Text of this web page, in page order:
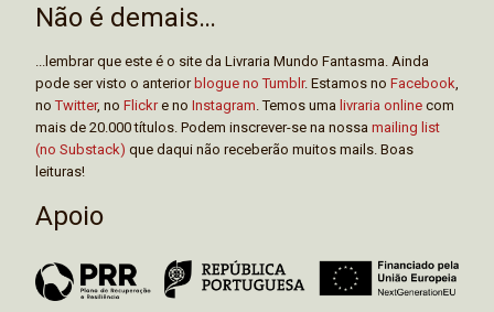
Não é demais…
...lembrar que este é o site da Livraria Mundo Fantasma. Ainda
pode ser visto o anterior blogue no Tumblr. Estamos no Facebook
noTwitter, no Flickre no Instagram . Temos uma livraria online com
mais de 20.000 títulos. Podem inscrever-se na nossa mailing list
(no Substack) que daqui não receberão muitos mails. Boas
leituras!
Apoio